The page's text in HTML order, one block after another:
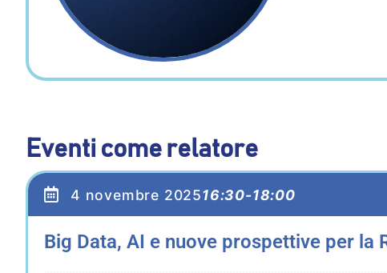
Eventi come relatore
4 novembre 202516:30-18:00
Big Data, AI e nuove prospettive per la